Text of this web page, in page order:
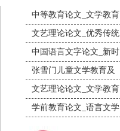
中等教育论文_文学教育
文艺理论论文_优秀传统
中国语言文字论文_新时
张雪门儿童文学教育及
文艺理论论文_文学教育
学前教育论文_语言文学